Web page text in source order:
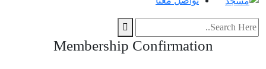
Membership Confirmation